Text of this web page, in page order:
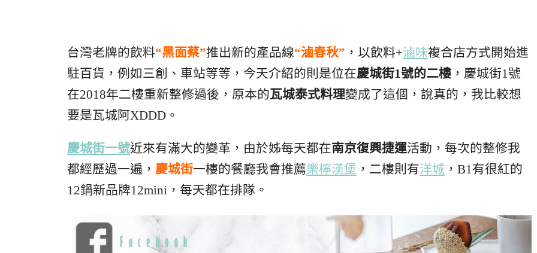
台灣老牌的飲料“黑面蔡”推出新的產品線“滷春秋” ，以飲料+滷味複合店方式開始進
駐百貨，例如三創、車站等等，今天介紹的則是位在慶城街1號的二樓 ，慶城街1號
在2018年二樓重新整修過後，原本的瓦城泰式料理變成了這個，說真的，我比較想
要是瓦城阿XDDD。
慶城街一號近來有滿大的變革，由於姊每天都在南京復興捷運活動，每次的整修我
都經歷過一遍， 慶城街一樓的餐廳我會推薦樂檸漢堡 ，二樓則有洋城 ，B1有很紅的
12鍋新品牌12mini，每天都在排隊。